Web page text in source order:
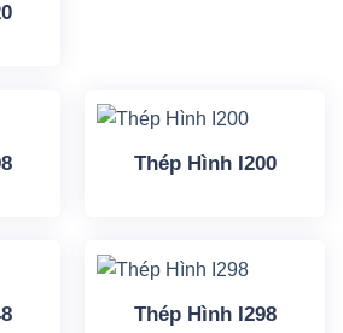
Thép Hình I200
Thép Hình I298